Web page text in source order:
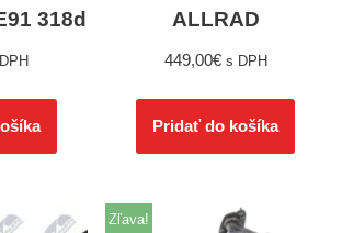
318d
ALLRAD
449,00€ s DPH
Pridať do košíka
Zľava!